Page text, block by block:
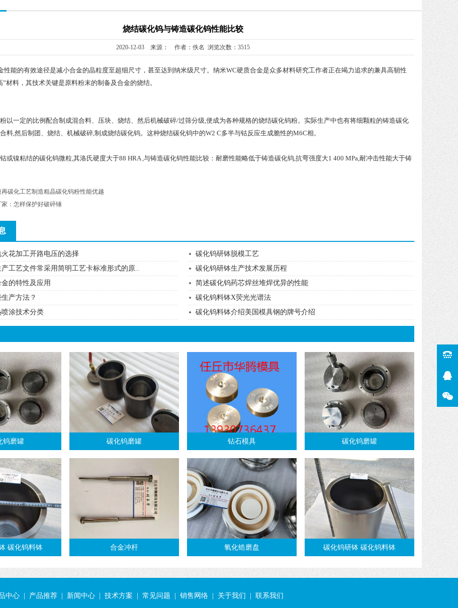
烧结碳化钨与铸造碳化钨性能比较
2020-12-03 来源： 作者：佚名 浏览次数：3515
性能的有效途径是减小合金的晶粒度至超细尺寸，甚至达到纳米级尺寸。纳米WC硬质合金是众多材料研究工作者正在竭力追求的兼具高韧性
”材料，其技术关键是原料粉末的制备及合金的烧结。
以一定的比例配合制成混合料、压块、烧结、然后机械破碎/过筛分级,便成为各种规格的烧结碳化钨粉。实际生产中也有将细颗粒的铸造碳化
料,然后制团、烧结、机械破碎,制成烧结碳化钨。这种烧结碳化钨中的W2 C多半与钴反应生成脆性的M6C相。
或镍粘结的碳化钨微粒,其洛氏硬度大于88 HRA ,与铸造碳化钨性能比较：耐磨性能略低于铸造碳化钨,抗弯强度大1 400 MPa,耐冲击性能大于铸
碳化工艺制造粗晶碳化钨粉性能优越
家：怎样保护好破碎锤
花加工开路电压的选择
碳化钨研钵脱模工艺
工艺文件常采用简明工艺卡标准形式的原..
碳化钨研钵生产技术发展历程
的特性及应用
简述碳化钨药芯焊丝堆焊优异的性能
产方法？
碳化钨料钵X荧光光谱法
涂技术分类
碳化钨料钵介绍美国模具钢的牌号介绍
钨磨罐 碳化钨磨罐 钻石模具 碳化钨磨罐
碳化钨料钵 合金冲杆 氧化锆磨盘 碳化钨研钵 碳化钨料钵
中心 产品推荐 新闻中心 技术方案 常见问题 销售网络 关于我们 联系我们